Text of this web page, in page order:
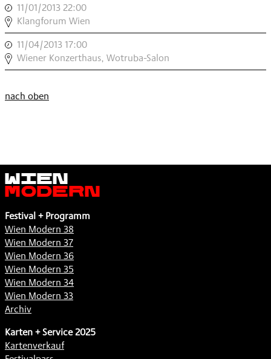
11/01/2013 22:00
WIEN
MODERN:
IM
GESPRÄCH
LATE-
,
Klangforum Wien
11/04/2013 17:00
WIEN
MODERN:
GESPRÄCH
Wiener Konzerthaus, Wotruba-Salon
nach oben
Wien
Modern
Festival + Programm
Wien Modern 38
Wien Modern 37
Wien Modern 36
Wien Modern 35
Wien Modern 34
Wien Modern 33
Archiv
Karten + Service 2025
Kartenverkauf